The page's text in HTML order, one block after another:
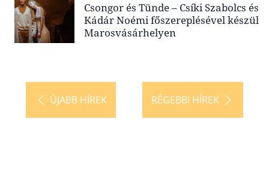
Csongor és Tünde – Csíki Szabolcs és
Kádár Noémi főszereplésével készül
Marosvásárhelyen
ÚJABB HÍREK RÉGEBBI HÍREK